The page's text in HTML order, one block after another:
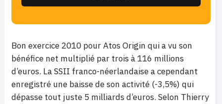
Bon exercice 2010 pour Atos Origin qui a vu son
bénéfice net multiplié par trois à 116 millions
d’euros. La SSII franco-néerlandaise a cependant
enregistré une baisse de son activité (-3,5%) qui
dépasse tout juste 5 milliards d’euros. Selon Thierry